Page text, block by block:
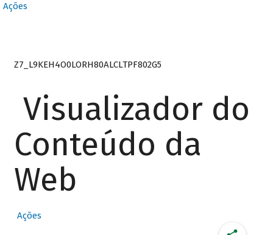
Ações
Z7_L9KEH4O0LORH80ALCLTPF802G5
Visualizador do
Conteúdo da
Web
Ações